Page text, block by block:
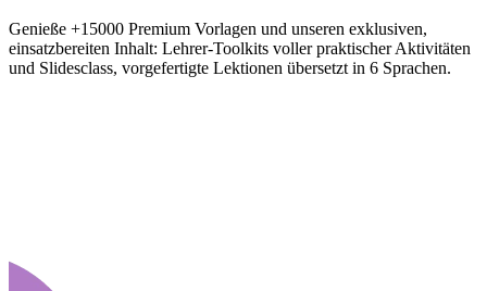
Genieße +15000 Premium Vorlagen und unseren exklusiven,
einsatzbereiten Inhalt: Lehrer-Toolkits voller praktischer Aktivitäten
und Slidesclass, vorgefertigte Lektionen übersetzt in 6 Sprachen.